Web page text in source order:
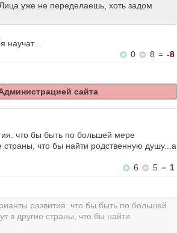
уже не переделаешь, хоть задом
научат ..
0
8 = -8
сайта
что бы быть по большей мере
что бы найти родственную душу...а
6
5 = 1
развития. что бы быть по большей
в другие страны, что бы найти